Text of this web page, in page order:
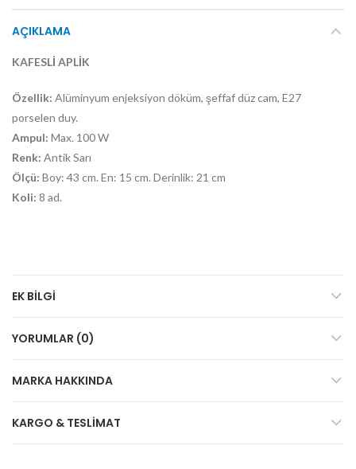
AÇIKLAMA
KAFESLİ APLİK
Özellik: Alüminyum enjeksiyon döküm, şeffaf düz cam, E27
porselen duy.
Ampul: Max. 100 W
Renk: Antik Sarı
Ölçü: Boy: 43 cm. En: 15 cm. Derinlik: 21 cm
Koli: 8 ad.
EK BILGI
YORUMLAR (0)
MARKA HAKKINDA
KARGO & TESLIMAT